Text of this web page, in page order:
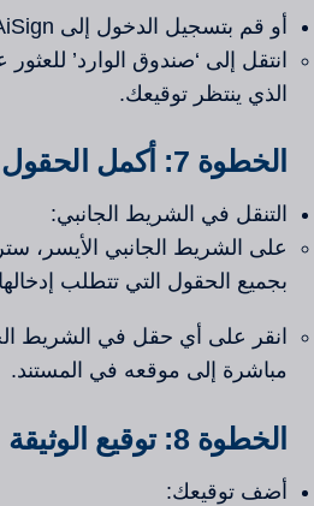
أو قم بتسجيل الدخول إلى AiSign:
انتقل إلى ‘صندوق الوارد’
الذي ينتظر توقيعك.
الخطوة 7: أكمل الحقول المطلوبة
التنقل في الشريط الجانبي:
على الشريط الجانبي الأيسر،
بجميع الحقول التي تتطلب
انقر على أي حقل في الشريط
مباشرة إلى موقعه في المستند.
الخطوة 8: توقيع الوثيقة
أضف توقيعك: